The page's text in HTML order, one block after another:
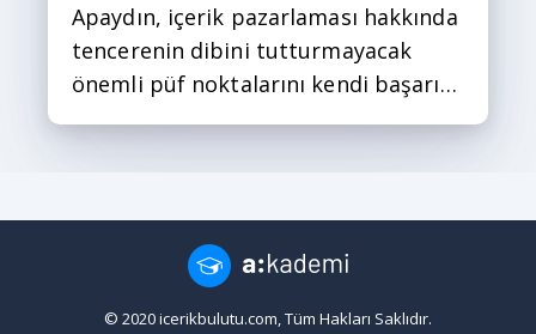
Apaydın, içerik pazarlaması hakkında
tencerenin dibini tutturmayacak
önemli püf noktalarını kendi başarı…
© 2020 icerikbulutu.com, Tüm Hakları Saklıdır.